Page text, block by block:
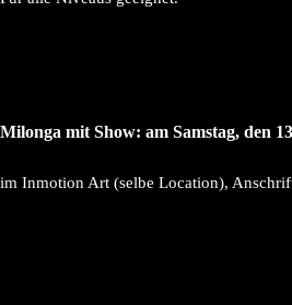
Milonga mit Show: am Samstag, den
im Inmotion Art (selbe Location),